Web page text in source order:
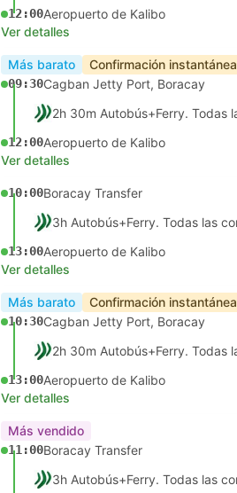
12:00Aeropuerto de Kalibo
Ver detalles
Más barato Confirmación instantánea
09:30Cagban Jetty Port, Boracay
12:00Aeropuerto de Kalibo
Ver detalles
10:00Boracay Transfer
13:00Aeropuerto de Kalibo
Ver detalles
Más barato Confirmación instantánea
10:30Cagban Jetty Port, Boracay
13:00Aeropuerto de Kalibo
Ver detalles
Más vendido
11:00Boracay Transfer